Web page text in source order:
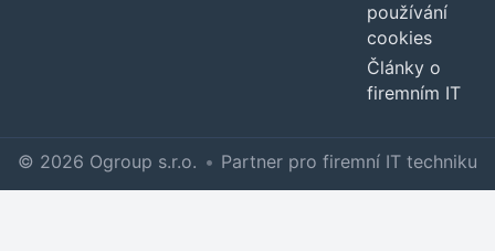
používání
cookies
Články o
firemním IT
© 2026 Ogroup s.r.o. • Partner pro firemní IT techniku